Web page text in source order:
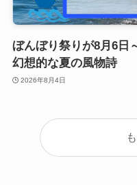
ぼんぼり祭りが8月6日
幻想的な夏の風物詩
2026年8月4日